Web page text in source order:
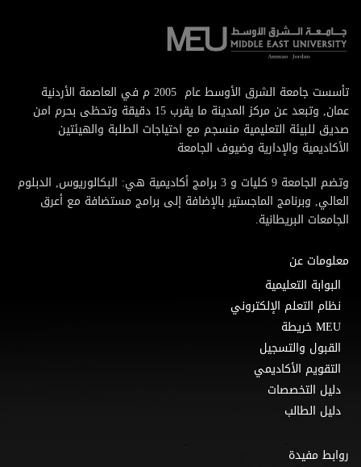
تأسست جامعة الشرق الأوسط عام 2005 م في العاصمة الأردنية
عمان, وتبعد عن مركز المدينة ما يقرب 15 دقيقة وتحظى بحرم امن
صديق للبيئة التعليمية منسجم مع احتياجات الطلبة والهيئتين
الأكاديمية والإدارية وضيوف الجامعة
وتضم الجامعة 9 كليات و 3 برامج أكاديمية هي: البكالوريوس, الدبلوم
العالي, وبرنامج الماجستير بالإضافة إلى برامج مستضافة مع أعرق
الجامعات البريطانية.
معلومات عن
البوابة التعليمية
نظام التعلم الإلكتروني
MEU خريطة
القبول والتسجيل
التقويم الأكاديمي
دليل التخصصات
دليل الطالب
روابط مفيدة